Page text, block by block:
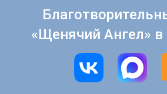
«Щенячий Ангел» в